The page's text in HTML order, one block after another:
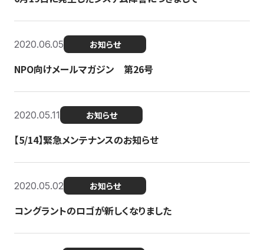
2020.06.05 お知らせ
NPO向けメールマガジン 第26号
2020.05.11 お知らせ
【5/14】緊急メンテナンスのお知らせ
2020.05.02 お知らせ
コングラントのロゴが新しくなりました